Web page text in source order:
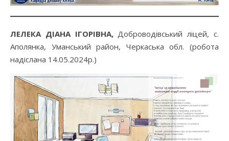
ЛЕЛЕКА ДІАНА ІГОРІВНА, Доброводівський ліцей, с.
Аполянка, Уманський район, Черкаська обл. (робота
надіслана 14.05.2024р.)